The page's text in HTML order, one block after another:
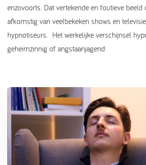
enzovoorts. Dat vertekende en foutieve beeld
afkomstig van veelbekeken shows en
hypnotiseurs. Het werkelijke verschijnsel
geheimzinnig of angstaanjagend.